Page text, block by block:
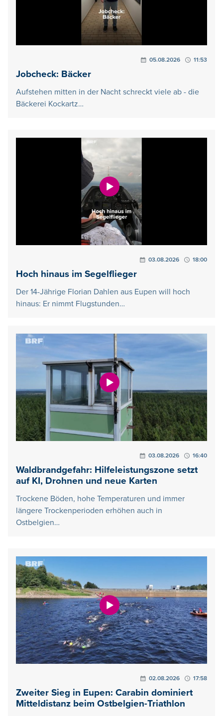
05.08.2026 11:53
Jobcheck: Bäcker
Aufstehen mitten in der Nacht schreckt viele ab - die
Bäckerei Kockartz…
03.08.2026 18:00
Hoch hinaus im Segelflieger
Der 14-Jährige Florian Dahlen aus Eupen will hoch
hinaus: Er nimmt Flugstunden…
03.08.2026 16:40
Waldbrandgefahr: Hilfeleistungszone setzt
auf KI, Drohnen und neue Karten
Trockene Böden, hohe Temperaturen und immer
längere Trockenperioden erhöhen auch in
Ostbelgien…
02.08.2026 17:58
Zweiter Sieg in Eupen: Carabin dominiert
Mitteldistanz beim Ostbelgien-Triathlon